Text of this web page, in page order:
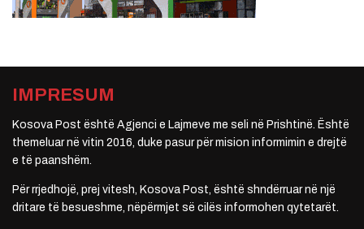
IMPRESUM
Kosova Post është Agjenci e Lajmeve me seli në Prishtinë. Është
themeluar në vitin 2016, duke pasur për mision informimin e drejtë
e të paanshëm.
Për rrjedhojë, prej vitesh, Kosova Post, është shndërruar në një
dritare të besueshme, nëpërmjet së cilës informohen qytetarët.